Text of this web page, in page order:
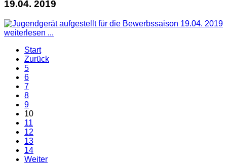
19.04. 2019
weiterlesen ...
Start
Zurück
5
6
7
8
9
10
11
12
13
14
Weiter